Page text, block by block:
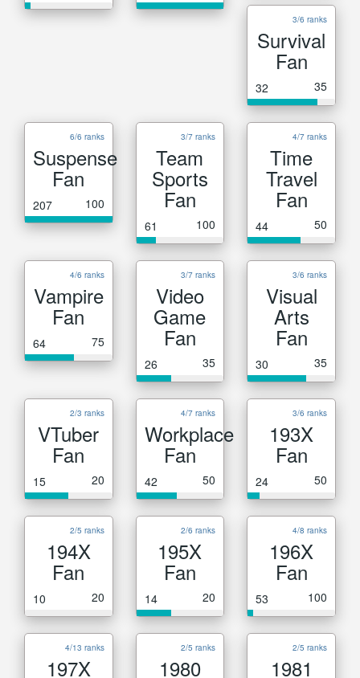
3/6 ranks
Survival
Fan
32 35
6/6 ranks
Suspense
Fan
207 100
3/7 ranks
Team
Sports
Fan
61 100
4/7 ranks
Time
Travel
Fan
44 50
4/6 ranks
Vampire
Fan
64 75
3/7 ranks
Video
Game
Fan
26 35
3/6 ranks
Visual
Arts
Fan
30 35
2/3 ranks
VTuber
Fan
15 20
4/7 ranks
Workplace
Fan
42 50
3/6 ranks
193X
Fan
24 50
2/5 ranks
194X
Fan
10 20
2/6 ranks
195X
Fan
14 20
4/8 ranks
196X
Fan
53 100
4/13 ranks
197X
2/5 ranks
1980
2/5 ranks
1981